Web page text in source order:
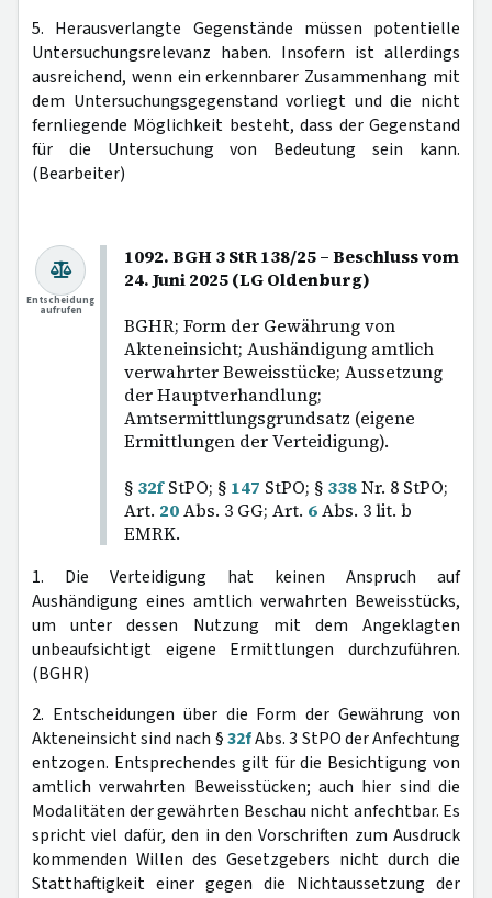
5. Herausverlangte Gegenstände müssen potentielle
Untersuchungsrelevanz haben. Insofern ist allerdings
ausreichend, wenn ein erkennbarer Zusammenhang mit
dem Untersuchungsgegenstand vorliegt und die nicht
fernliegende Möglichkeit besteht, dass der Gegenstand
für die Untersuchung von Bedeutung sein kann.
(Bearbeiter)
1092. BGH 3 StR 138/25 – Beschluss vom
24. Juni 2025 (LG Oldenburg)
BGHR; Form der Gewährung von
Akteneinsicht; Aushändigung amtlich
verwahrter Beweisstücke; Aussetzung
der Hauptverhandlung;
Amtsermittlungsgrundsatz (eigene
Ermittlungen der Verteidigung).
§ 32fStPO; § 147 StPO; § 338Nr. 8 StPO;
Art. 20Abs. 3 GG; Art. 6Abs. 3 lit. b
EMRK.
Entscheidung
aufrufen
1. Die Verteidigung hat keinen Anspruch auf
Aushändigung eines amtlich verwahrten Beweisstücks,
um unter dessen Nutzung mit dem Angeklagten
unbeaufsichtigt eigene Ermittlungen durchzuführen.
(BGHR)
2. Entscheidungen über die Form der Gewährung von
Akteneinsicht sind nach §32fAbs. 3 StPO der Anfechtung
entzogen. Entsprechendes gilt für die Besichtigung von
amtlich verwahrten Beweisstücken; auch hier sind die
Modalitäten der gewährten Beschau nicht anfechtbar. Es
spricht viel dafür, den in den Vorschriften zum Ausdruck
kommenden Willen des Gesetzgebers nicht durch die
Statthaftigkeit einer gegen die Nichtaussetzung der